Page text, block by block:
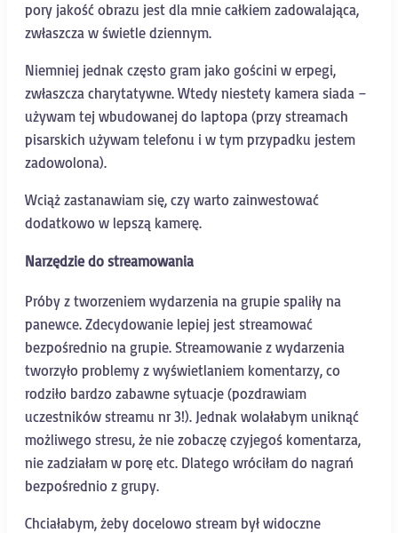
pory jakość obrazu jest dla mnie całkiem zadowalająca,
zwłaszcza w świetle dziennym.
Niemniej jednak często gram jako gościni w erpegi,
zwłaszcza charytatywne. Wtedy niestety kamera siada –
używam tej wbudowanej do laptopa (przy streamach
pisarskich używam telefonu i w tym przypadku jestem
zadowolona).
Wciąż zastanawiam się, czy warto zainwestować
dodatkowo w lepszą kamerę.
Narzędzie do streamowania
Próby z tworzeniem wydarzenia na grupie spaliły na
panewce. Zdecydowanie lepiej jest streamować
bezpośrednio na grupie. Streamowanie z wydarzenia
tworzyło problemy z wyświetlaniem komentarzy, co
rodziło bardzo zabawne sytuacje (pozdrawiam
uczestników streamu nr 3!). Jednak wolałabym uniknąć
możliwego stresu, że nie zobaczę czyjegoś komentarza,
nie zadziałam w porę etc. Dlatego wróciłam do nagrań
bezpośrednio z grupy.
Chciałabym, żeby docelowo stream był widoczne